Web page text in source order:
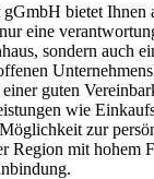
bietet Ihnen
eine
sondern auch
guten
wie
zur
Region mit hohem